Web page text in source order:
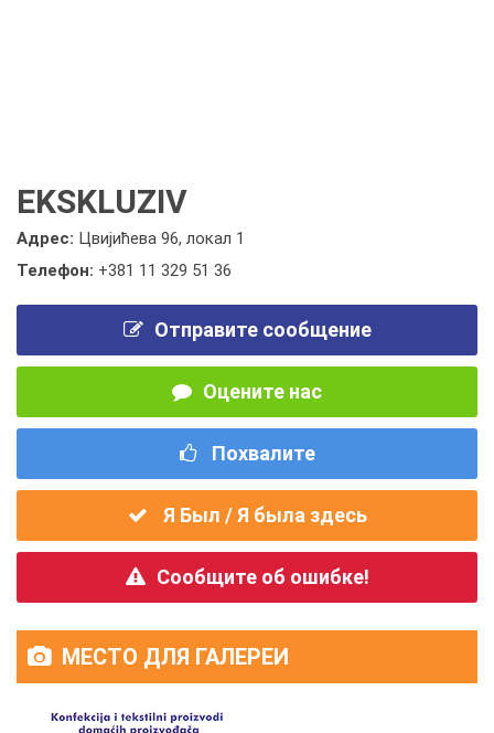
EKSKLUZIV
Адрес: Цвијићева 96, локал 1
Телефон: +381 11 329 51 36
Отправите сообщение
Оцените нас
Похвалите
Я Был / Я была здесь
Сообщите об ошибке!
МЕСТО ДЛЯ ГАЛЕРЕИ